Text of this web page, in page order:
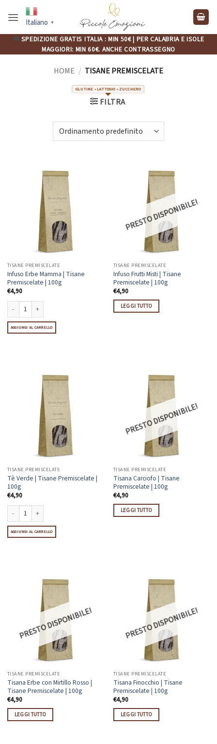
Italiano ▼
🚚 SPEDIZIONE GRATIS ITALIA : MIN 50€ | PER CALABRIA E ISOLE
MAGGIORI: MIN 60€. ANCHE CONTRASSEGNO
HOME / TISANE PREMISCELATE
FILTRA
TISANE PREMISCELATE
Infuso Erbe Mamma | Tisane
Premiscelate | 100g
€4,90
Infuso Erbe Mamma | Tisane Premiscelate | 100g quantità
AGGIUNGI AL CARRELLO
PRESTO DISPONIBILE!
TISANE PREMISCELATE
Infuso Frutti Misti | Tisane
Premiscelate | 100g
€4,90
LEGGI TUTTO
TISANE PREMISCELATE
Tè Verde | Tisane Premiscelate |
100g
€4,90
Tè Verde | Tisane Premiscelate | 100g quantità
AGGIUNGI AL CARRELLO
PRESTO DISPONIBILE!
TISANE PREMISCELATE
Tisana Carciofo | Tisane
Premiscelate | 100g
€4,90
LEGGI TUTTO
PRESTO DISPONIBILE!
TISANE PREMISCELATE
Tisana Erbe con Mirtillo Rosso |
Tisane Premiscelate | 100g
€4,90
LEGGI TUTTO
PRESTO DISPONIBILE!
TISANE PREMISCELATE
Tisana Finocchio | Tisane
Premiscelate | 100g
€4,90
LEGGI TUTTO